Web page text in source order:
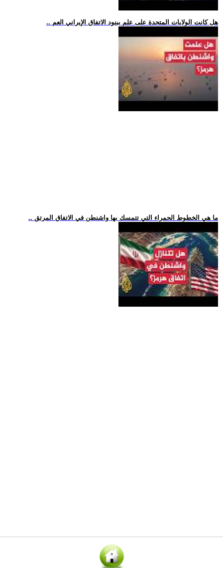
.. هل كانت الولايات المتحدة على علم ببنود الاتفاق الإيراني العم
.. ما هي الخطوط الحمراء التي تتمسك بها واشنطن في الاتفاق المرتق